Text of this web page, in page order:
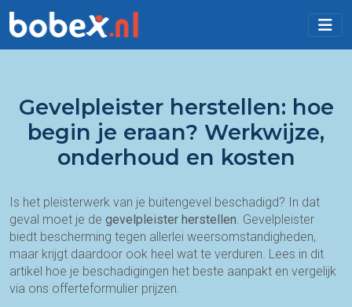
Gevelpleister herstellen: hoe
begin je eraan? Werkwijze,
onderhoud en kosten
Is het pleisterwerk van je buitengevel beschadigd? In dat
geval moet je de gevelpleister herstellen. Gevelpleister
biedt bescherming tegen allerlei weersomstandigheden,
maar krijgt daardoor ook heel wat te verduren. Lees in dit
artikel hoe je beschadigingen het beste aanpakt en vergelijk
via ons offerteformulier prijzen.